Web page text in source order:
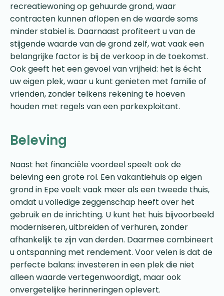
recreatiewoning op gehuurde grond, waar
contracten kunnen aflopen en de waarde soms
minder stabiel is. Daarnaast profiteert u van de
stijgende waarde van de grond zelf, wat vaak een
belangrijke factor is bij de verkoop in de toekomst.
Ook geeft het een gevoel van vrijheid: het is écht
uw eigen plek, waar u kunt genieten met familie of
vrienden, zonder telkens rekening te hoeven
houden met regels van een parkexploitant.
Beleving
Naast het financiële voordeel speelt ook de
beleving een grote rol. Een vakantiehuis op eigen
grond in Epe voelt vaak meer als een tweede thuis,
omdat u volledige zeggenschap heeft over het
gebruik en de inrichting. U kunt het huis bijvoorbeeld
moderniseren, uitbreiden of verhuren, zonder
afhankelijk te zijn van derden. Daarmee combineert
u ontspanning met rendement. Voor velen is dat de
perfecte balans: investeren in een plek die niet
alleen waarde vertegenwoordigt, maar ook
onvergetelijke herinneringen oplevert.